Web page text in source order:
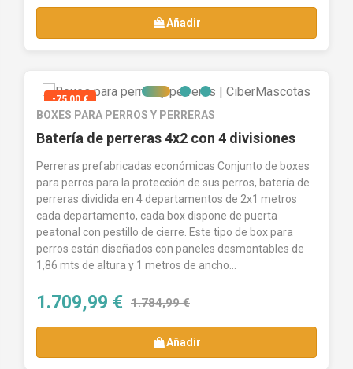
Añadir
-75,00 €
BOXES PARA PERROS Y PERRERAS
Batería de perreras 4x2 con 4 divisiones
Perreras prefabricadas económicas Conjunto de boxes
para perros para la protección de sus perros, batería de
perreras dividida en 4 departamentos de 2x1 metros
cada departamento, cada box dispone de puerta
peatonal con pestillo de cierre. Este tipo de box para
perros están diseñados con paneles desmontables de
1,86 mts de altura y 1 metros de ancho...
1.709,99 € 1.784,99 €
Añadir